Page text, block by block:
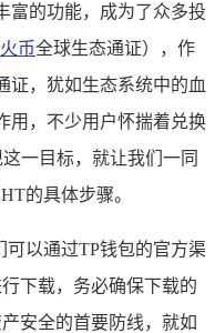
富的功能，成为了众多投
火币全球生态通证），作
证，犹如生态系统中的血
用，不少用户怀揣着兑换
一目标，就让我们一同
的具体步骤。
可以通过TP钱包的官方渠
下载，务必确保下载的
安全的首要防线，就如